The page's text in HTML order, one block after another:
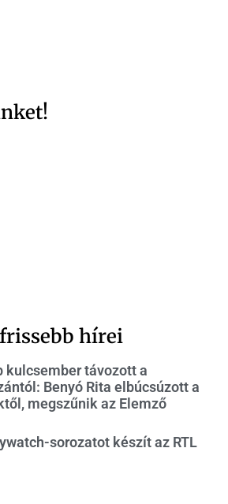
hírei
kulcsember távozott a
Benyó Rita elbúcsúzott a
megszűnik az Elemző
sorozatot készít az RTL